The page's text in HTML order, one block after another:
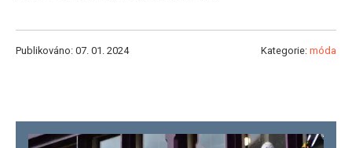
Publikováno: 07. 01. 2024 Kategorie: móda